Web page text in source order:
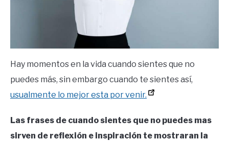
Hay momentos en la vida cuando sientes que no
puedes más, sin embargo cuando te sientes así,
usualmente lo mejor esta por venir.
Las frases de cuando sientes que no puedes mas
sirven de reflexión e inspiración te mostraran la